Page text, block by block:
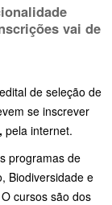
vai de
de seleção de
se inscrever
pela internet.
programas de
Biodiversidade e
cursos são dos